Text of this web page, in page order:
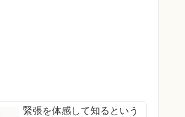
緊張を体感して知るという